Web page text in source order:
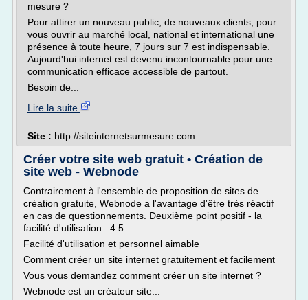
mesure ?
Pour attirer un nouveau public, de nouveaux clients, pour
vous ouvrir au marché local, national et international une
présence à toute heure, 7 jours sur 7 est indispensable.
Aujourd'hui internet est devenu incontournable pour une
communication efficace accessible de partout.
Besoin de...
Lire la suite
Site : http://siteinternetsurmesure.com
Créer votre site web gratuit • Création de
site web - Webnode
Contrairement à l'ensemble de proposition de sites de
création gratuite, Webnode a l'avantage d'être très réactif
en cas de questionnements. Deuxième point positif - la
facilité d'utilisation...4.5
Facilité d'utilisation et personnel aimable
Comment créer un site internet gratuitement et facilement
Vous vous demandez comment créer un site internet ?
Webnode est un créateur site...